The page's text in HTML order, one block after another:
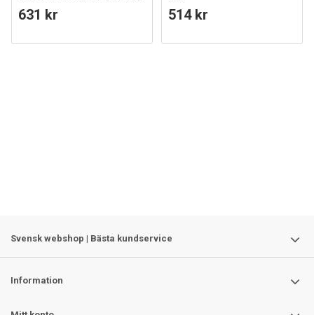
3 ljusfärger
631 kr 514 kr
Svensk webshop | Bästa kundservice
Information